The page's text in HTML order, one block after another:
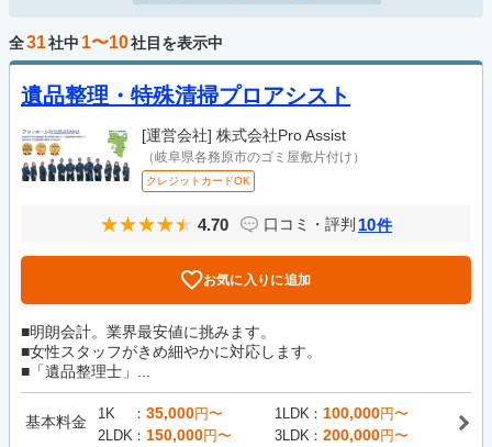
全31社中 1〜10社目を表示中
遺品整理・特殊清掃プロアシスト
[運営会社] 株式会社Pro Assist
（岐阜県各務原市のゴミ屋敷片付け）
クレジットカードOK
4.70 口コミ・評判 10件
お気に入りに追加
■明朗会計。業界最安値に挑みます。
■女性スタッフがきめ細やかに対応します。
■「遺品整理士」...
基本料金 1K 35,000円〜 1LDK 100,000円〜
2LDK
150,000円〜 3LDK 200,000円〜